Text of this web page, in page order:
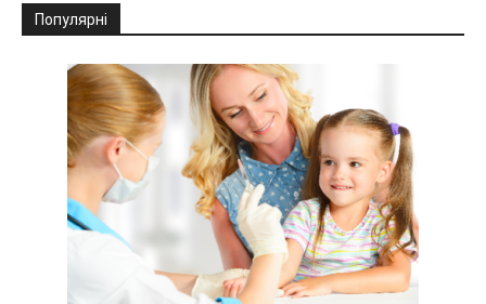
Популярні